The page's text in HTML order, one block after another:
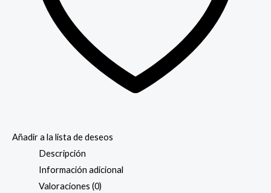
Añadir a la lista de deseos
Descripción
Información adicional
Valoraciones (0)